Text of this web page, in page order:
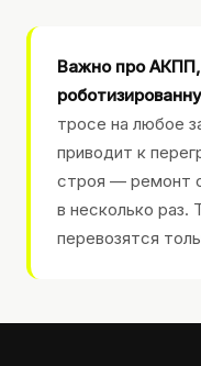
Важно про
тросе на любое
приводит к
строя — ремонт
в несколько раз.
перевозятся